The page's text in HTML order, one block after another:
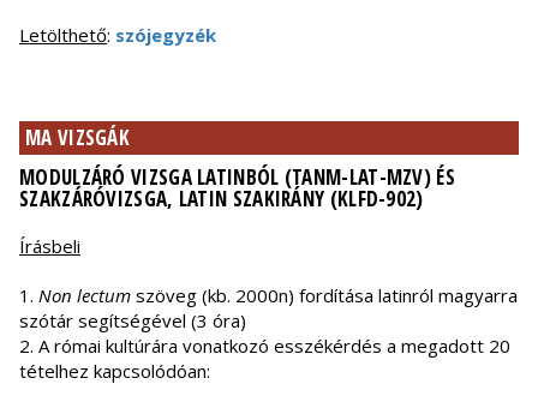
Letölthető: szójegyzék
MA VIZSGÁK
MODULZÁRÓ VIZSGA LATINBÓL (TANM-LAT-MZV) ÉS
SZAKZÁRÓVIZSGA, LATIN SZAKIRÁNY (KLFD-902)
Írásbeli
1. Non lectum szöveg (kb. 2000n) fordítása latinról magyarra
szótár segítségével (3 óra)
2. A római kultúrára vonatkozó esszékérdés a megadott 20
tételhez kapcsolódóan: